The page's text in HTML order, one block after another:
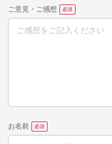
ご意見・ご感想
お名前